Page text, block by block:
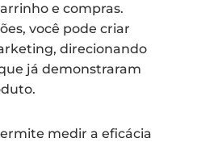
e compras.
você pode criar
direcionando
já demonstraram
medir a eficácia